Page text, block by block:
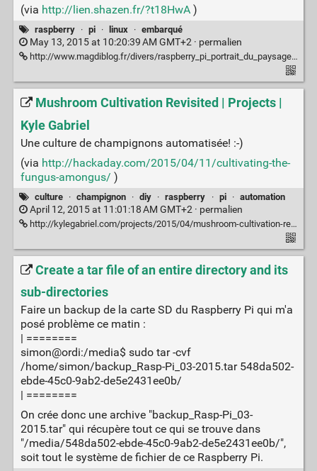
(via http://lien.shazen.fr/?t18HwA)
raspberry · pi · linux · embarqué
May 13, 2015 at 10:20:39 AM GMT+2 · permalien
http://www.magdiblog.fr/divers/raspberry_pi_portrait_du_paysage_francais/
Mushroom Cultivation Revisited | Projects |
Kyle Gabriel
Une culture de champignons automatisée! :-)
(via http://hackaday.com/2015/04/11/cultivating-the-
fungus-amongus/ )
culture · champignon · diy · raspberry · pi · automation
April 12, 2015 at 11:01:18 AM GMT+2 · permalien
http://kylegabriel.com/projects/2015/04/mushroom-cultivation-revisited.html
Create a tar file of an entire directory and its
sub-directories
Faire un backup de la carte SD du Raspberry Pi qui m'a
posé problème ce matin :
| ========
simon@ordi:/media$ sudo tar -cvf
/home/simon/backup_Rasp-Pi_03-2015.tar 548da502-
ebde-45c0-9ab2-de5e2431ee0b/
| ========
On crée donc une archive "backup_Rasp-Pi_03-
2015.tar" qui récupère tout ce qui se trouve dans
"/media/548da502-ebde-45c0-9ab2-de5e2431ee0b/",
soit tout le système de fichier de ce Raspberry Pi.